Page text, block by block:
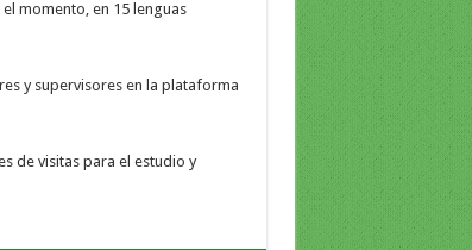
momento, en 15 lenguas
y supervisores en la plataforma
de visitas para el estudio y